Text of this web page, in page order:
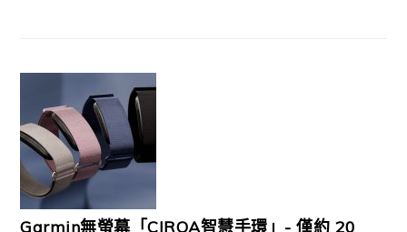
Garmin無螢幕「CIRQA智慧手環」- 僅約 20